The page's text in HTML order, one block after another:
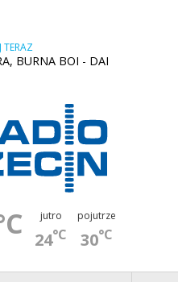
TERAZ
BURNA BOI - DAI
jutro
24°C
pojutrze
30°C